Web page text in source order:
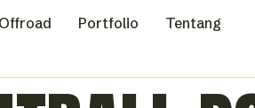
Offroad Portfolio
Tentang